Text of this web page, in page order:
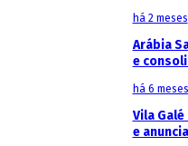
há 2 meses
Arábia
e
há 6 meses
Vila
e